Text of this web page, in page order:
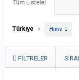
Tüm Listeler
Türkiye » Hınıs
FILTRELER